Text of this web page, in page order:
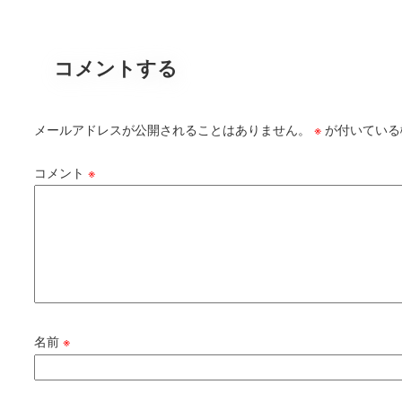
コメントする
メールアドレスが公開されることはありません。 ※が付いてい
コメント ※
名前※